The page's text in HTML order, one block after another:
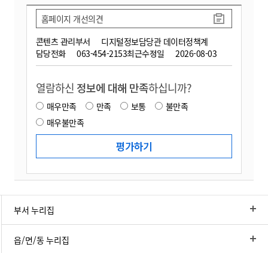
콘텐츠 관리부서
디지털정보담당관 데이터정책계
담당전화
063-454-2153최근수정일 2026-08-03
홈페이지 개선의견
열람하신 정보에 대해 만족하십니까?
매우만족 만족 보통
불만족
매우불만족
부서 누리집
읍/면/동 누리집